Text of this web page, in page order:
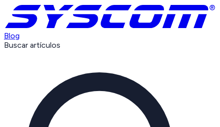
Blog
Buscar artículos